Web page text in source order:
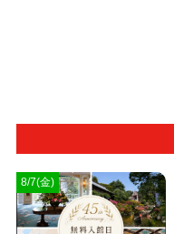
8/7(金)